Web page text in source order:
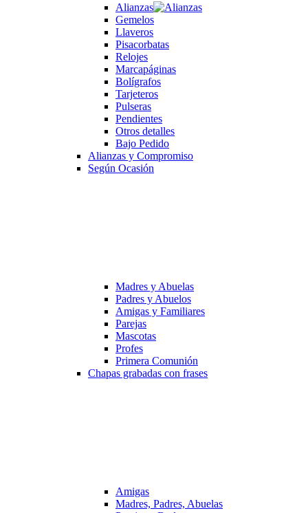
Alianzas
Gemelos
Llaveros
Pisacorbatas
Relojes
Marcapáginas
Bolígrafos
Tarjeteros
Pulseras
Pendientes
Otros detalles
Bajo Pedido
Alianzas y Compromiso
Según Ocasión
Madres y Abuelas
Padres y Abuelos
Amigas y Familiares
Parejas
Mascotas
Profes
Primera Comunión
Chapas grabadas con frases
Amigas
Madres, Padres, Abuelas